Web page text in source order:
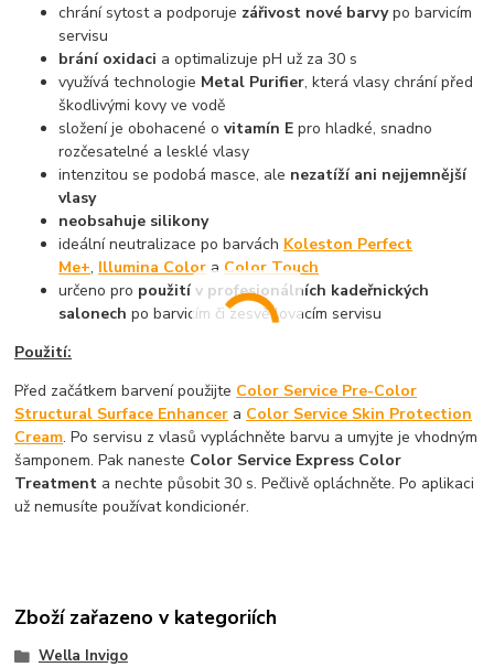
chrání sytost a podporuje zářivost nové barvypo barvicím
servisu
brání oxidaci a optimalizuje pH už za 30 s
využívá technologie Metal Purifier, která vlasy chrání před
škodlivými kovy ve vodě
složení je obohacené ovitamín E pro hladké, snadno
rozčesatelné a lesklé vlasy
intenzitou se podobá masce, ale nezatíží ani nejjemnější
vlasy
neobsahuje silikony
ideální neutralizace po barvách Koleston Perfect
Me+, Illumina Color a Color Touch
určeno pro použití v profesionálních kadeřnických
salonech po barvicím či zesvětlovacím servisu
Použití:
Před začátkem barvení použijte Color Service Pre-Color
Structural Surface Enhancer a Color Service Skin Protection
Cream. Po servisu z vlasů vypláchněte barvu a umyjte je vhodným
šamponem. Pak naneste Color Service Express Color
Treatment a nechte působit 30 s. Pečlivě opláchněte. Po aplikaci
už nemusíte používat kondicionér.
Zboží zařazeno v kategoriích
Wella Invigo